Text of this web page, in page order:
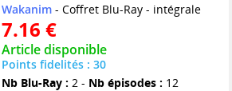
Wakanim- Coffret Blu-Ray - intégrale
7.16 €
Article disponible
Points fidelités : 30
Nb Blu-Ray : 2 - Nb épisodes : 12